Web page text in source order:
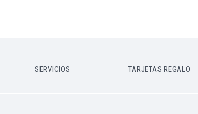
SERVICIOS TARJETAS REGALO